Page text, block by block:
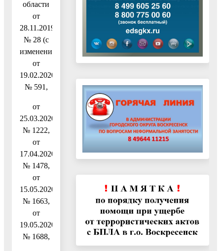
области
от
28.11.2019
№ 28 (с
изменениями
от
19.02.2020
№ 591,
от
25.03.2020
№ 1222,
от
17.04.2020
№ 1478,
от
15.05.2020
№ 1663,
от
19.05.2020
№ 1688,